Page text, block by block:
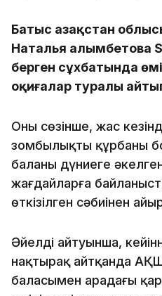
Батыс Қазақстан
Наталья Қалымбетова
берген сұхбатында
оқиғалар туралы
Оның сөзінше, жас
зомбылықтың құрбаны
баланы дүниеге
жағдайларға
өткізілген сәбиінен
Әйелдің айтуынша,
нақтырақ айтқанда
баласымен арадағы